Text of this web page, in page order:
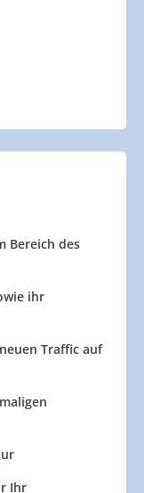
Bereich des
ihr
Traffic auf
Ihr